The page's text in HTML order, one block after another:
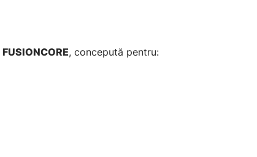
FUSIONCORE, concepută pentru: